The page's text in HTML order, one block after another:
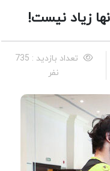
زیاد نیست!
تعداد بازدید : 735
نفر